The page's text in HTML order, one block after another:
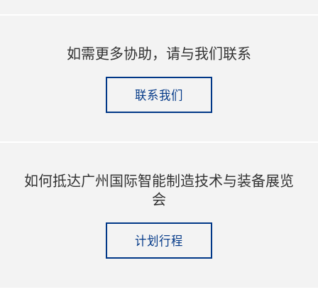
如需更多协助，请与我们联系
联系我们
如何抵达广州国际智能制造技术与装备展览
会
计划行程